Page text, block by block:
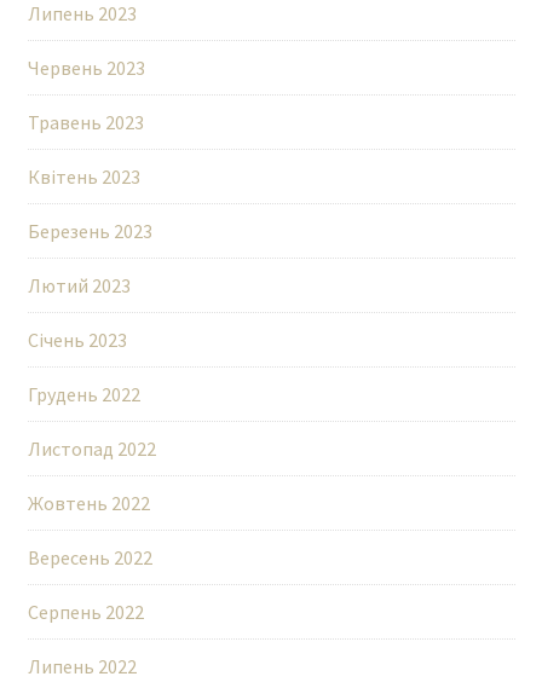
Липень 2023
Червень 2023
Травень 2023
Квітень 2023
Березень 2023
Лютий 2023
Січень 2023
Грудень 2022
Листопад 2022
Жовтень 2022
Вересень 2022
Серпень 2022
Липень 2022